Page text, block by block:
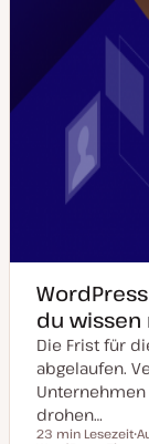
du wissen
Die Frist für
abgelaufen.
drohen…
23 min Lesezeit